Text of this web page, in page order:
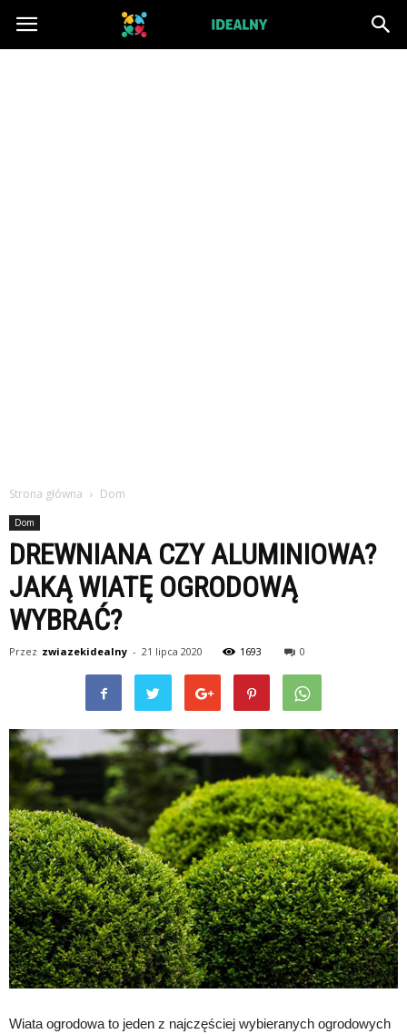
ZwiazekIdealny.pl
Strona główna Dom
Dom
DREWNIANA CZY ALUMINIOWA?
JAKĄ WIATĘ OGRODOWĄ
WYBRAĆ?
Przez zwiazekidealny - 21 lipca 2020 1693 0
Wiata ogrodowa to jeden z najczęściej wybieranych ogrodowych